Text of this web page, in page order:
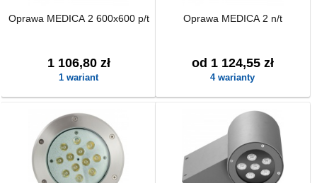
Oprawa MEDICA 2 600x600 p/t
1 106,80 zł
1 wariant
Oprawa MEDICA 2 n/t
od 1 124,55 zł
4 warianty